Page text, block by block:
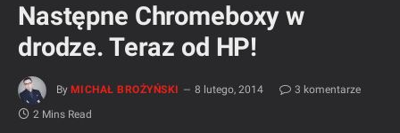
Następne Chromeboxy w
drodze. Teraz od HP!
By MICHAŁ BROŻYŃSKI 8 lutego, 2014
3 komentarze
2 Mins Read